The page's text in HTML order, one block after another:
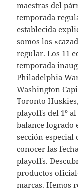
maestras del
temporada
establecida
somos los
regular. Los 11
temporada
Philadelphia
Washington
Toronto Huskies,
playoffs del 1º
balance logrado
sección especial
conocer las
playoffs.
productos
marcas. Hemos